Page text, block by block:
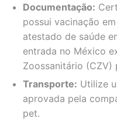
Documentação:
possui vacinação
atestado de saúde
entrada no México
Zoossanitário (CZV)
Transporte: Utilize
aprovada pela
pet.